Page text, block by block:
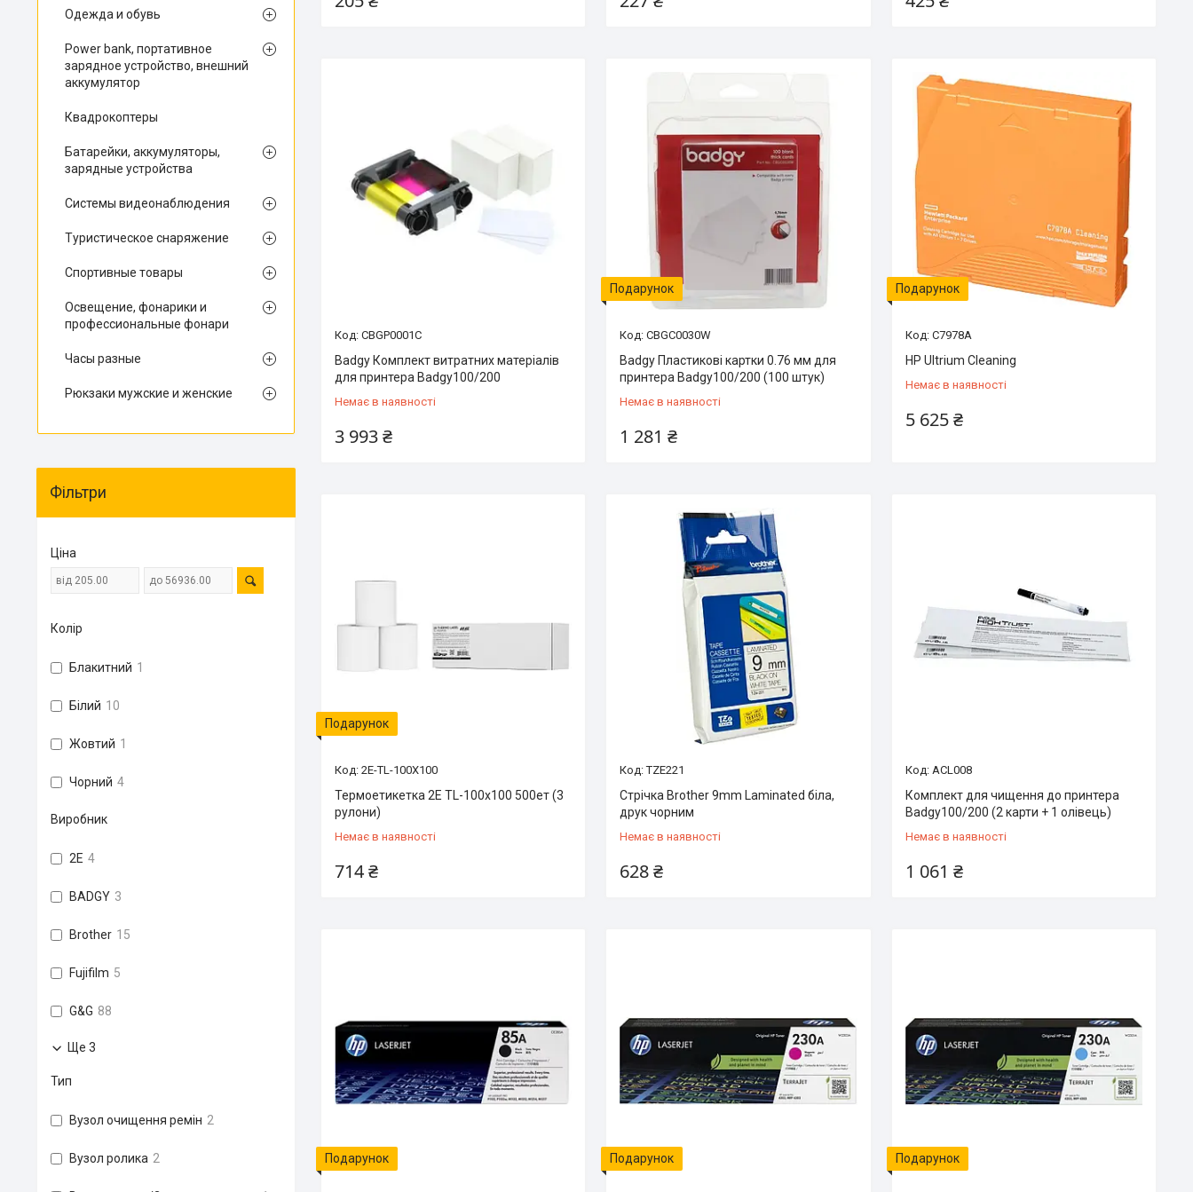
CBGP0001C
Badgy Комплект витратних матеріалів
для принтера Badgy100/200
Немає в наявності
3 993 ₴
Подарунок
CBGC0030W
Badgy Пластикові картки 0.76 мм для
принтера Badgy100/200 (100 штук)
Немає в наявності
1 281 ₴
Подарунок
C7978A
HP Ultrium Cleaning
Немає в наявності
5 625 ₴
Подарунок
2E-TL-100X100
Термоетикетка 2E TL-100x100 500ет (3
рулони)
Немає в наявності
714 ₴
TZE221
Стрічка Brother 9mm Laminated біла,
друк чорним
Немає в наявності
628 ₴
ACL008
Комплект для чищення до принтера
Badgy100/200 (2 карти + 1 олівець)
Немає в наявності
1 061 ₴
Подарунок Подарунок Подарунок
Одежда и обувь
Power bank, портативное
зарядное устройство, внешний
аккумулятор
Квадрокоптеры
Батарейки, аккумуляторы,
зарядные устройства
Системы видеонаблюдения
Туристическое снаряжение
Спортивные товары
Освещение, фонарики и
профессиональные фонари
Часы разные
Рюкзаки мужские и женские
Фільтри
Ціна
Колір
Блакитний 1
Білий 10
Жовтий 1
Чорний 4
Виробник
2E 4
BADGY 3
Brother 15
Fujifilm 5
G&G 88
Ще 3
Тип
Вузол очищення ремін 2
Вузол ролика 2